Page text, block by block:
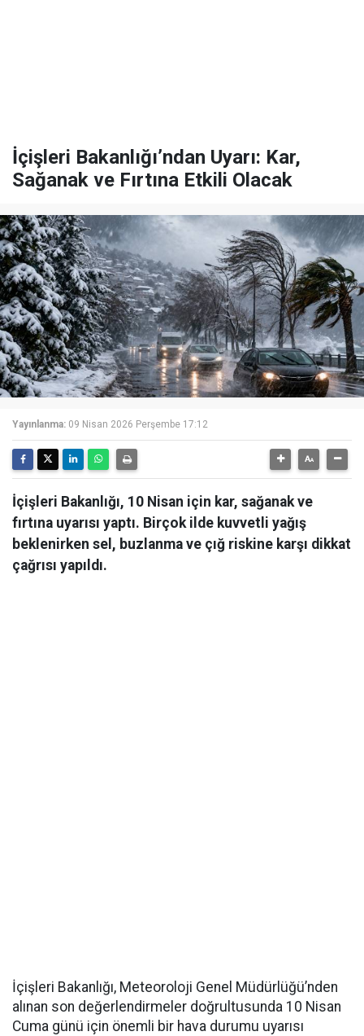
İçişleri Bakanlığı’ndan Uyarı: Kar,
Sağanak ve Fırtına Etkili Olacak
Yayınlanma: 09 Nisan 2026 Perşembe 17:12
İçişleri Bakanlığı, 10 Nisan için kar, sağanak ve
fırtına uyarısı yaptı. Birçok ilde kuvvetli yağış
beklenirken sel, buzlanma ve çığ riskine karşı dikkat
çağrısı yapıldı.
İçişleri Bakanlığı, Meteoroloji Genel Müdürlüğü’nden
alınan son değerlendirmeler doğrultusunda 10 Nisan
Cuma günü için önemli bir hava durumu uyarısı